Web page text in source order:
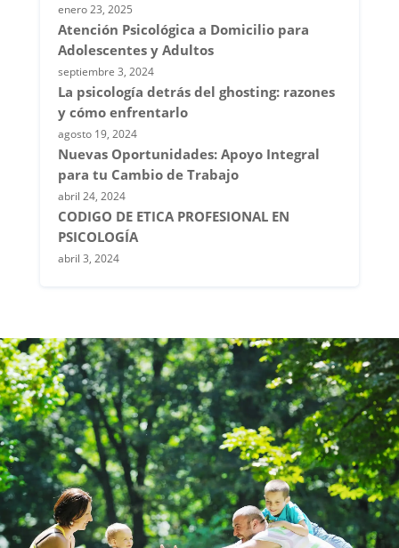
enero 23, 2025
Atención Psicológica a Domicilio para
Adolescentes y Adultos
septiembre 3, 2024
La psicología detrás del ghosting: razones
y cómo enfrentarlo
agosto 19, 2024
Nuevas Oportunidades: Apoyo Integral
para tu Cambio de Trabajo
abril 24, 2024
CODIGO DE ETICA PROFESIONAL EN
PSICOLOGÍA
abril 3, 2024